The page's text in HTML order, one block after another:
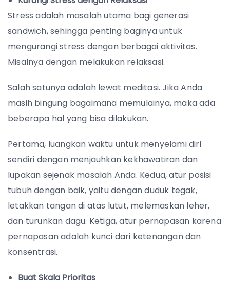
Stress adalah masalah utama bagi generasi
sandwich, sehingga penting baginya untuk
mengurangi stress dengan berbagai aktivitas.
Misalnya dengan melakukan relaksasi.
Salah satunya adalah lewat meditasi. Jika Anda
masih bingung bagaimana memulainya, maka ada
beberapa hal yang bisa dilakukan.
Pertama, luangkan waktu untuk menyelami diri
sendiri dengan menjauhkan kekhawatiran dan
lupakan sejenak masalah Anda. Kedua, atur posisi
tubuh dengan baik, yaitu dengan duduk tegak,
letakkan tangan di atas lutut, melemaskan leher,
dan turunkan dagu. Ketiga, atur pernapasan karena
pernapasan adalah kunci dari ketenangan dan
konsentrasi.
Buat Skala Prioritas